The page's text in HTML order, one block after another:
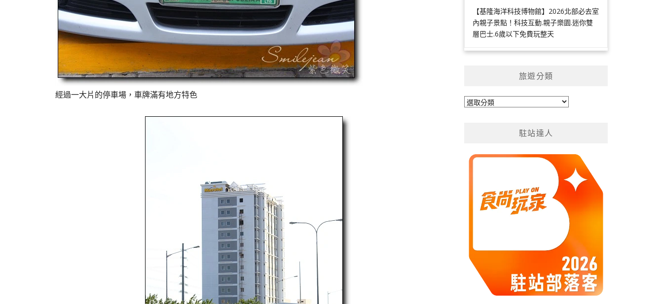
經過一大片的停車場，車牌滿有地方特色
【基隆海洋科技博物館】2026北部必去室
內親子景點！科技互動.親子樂園.迷你雙
層巴士.6歲以下免費玩整天
旅遊分類
旅
駐站達人